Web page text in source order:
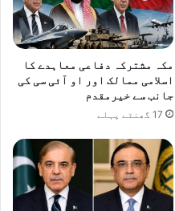
مکہ مشترکہ دفاعی معاہدے کا
اسلامی ممالک اور او آئی سی کی
جانب سے خیرمقدم
17 گھنٹے پہلے